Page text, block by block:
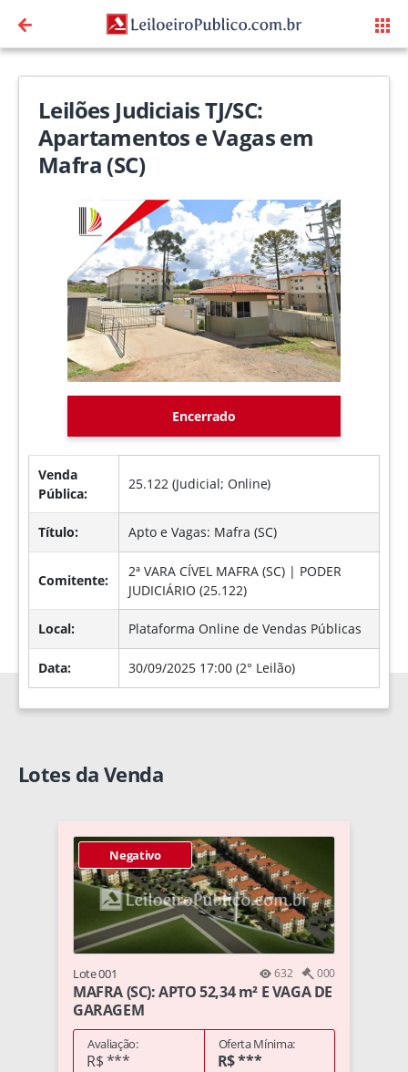
Leilões Judiciais TJ/SC:
Apartamentos e Vagas em
Mafra (SC)
Encerrado
Venda
Pública:
25.122 (Judicial; Online)
Título: Apto e Vagas: Mafra (SC)
Comitente:
2ª VARA CÍVEL MAFRA (SC) | PODER
JUDICIÁRIO (25.122)
Local: Plataforma Online de Vendas Públicas
Data: 30/09/2025 17:00 (2° Leilão)
Lotes da Venda
Negativo
Lote 001 632 000
MAFRA (SC): APTO 52,34 m² E VAGA DE
GARAGEM
Avaliação:
R$ ***
Oferta Mínima:
R$ ***